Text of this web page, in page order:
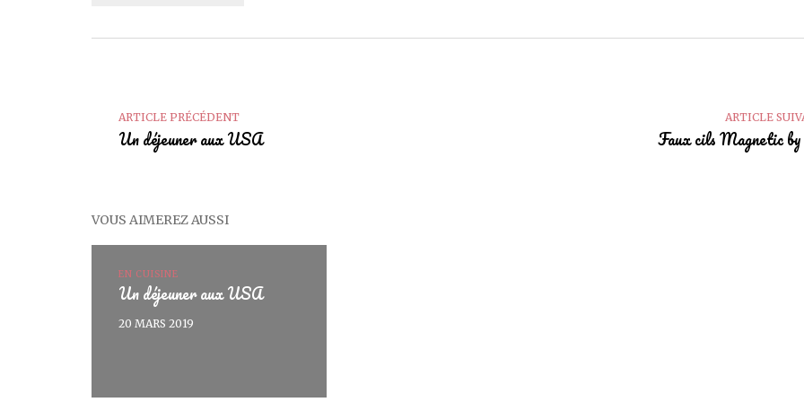
ARTICLE PRÉCÉDENT
Un déjeuner aux USA
ARTICLE
Faux cils Magnetic
VOUS AIMEREZ AUSSI
EN CUISINE
Un déjeuner aux USA
20 MARS 2019